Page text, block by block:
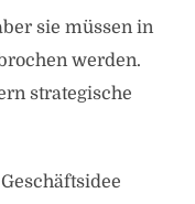
sie müssen in
werden.
strategische